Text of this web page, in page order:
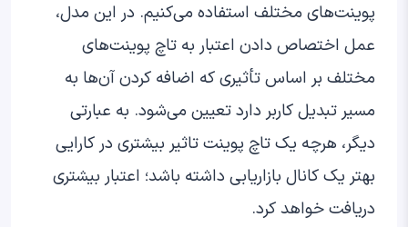
پوینت‌های مختلف استفاده می‌کنیم. در این مدل،
عمل اختصاص دادن اعتبار به تاچ پوینت‌های
مختلف بر اساس تأثیری که اضافه کردن آن‌ها به
مسیر تبدیل کاربر دارد تعیین می‌شود. به عبارتی
دیگر، هرچه یک تاچ پوینت تاثیر بیشتری در کارایی
بهتر یک کانال بازاریابی داشته باشد؛ اعتبار بیشتری
دریافت خواهد کرد.